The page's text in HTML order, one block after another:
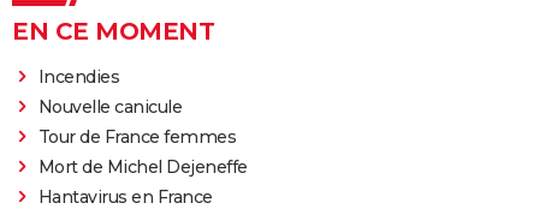
EN CE MOMENT
Incendies
Nouvelle canicule
Tour de France femmes
Mort de Michel Dejeneffe
Hantavirus en France